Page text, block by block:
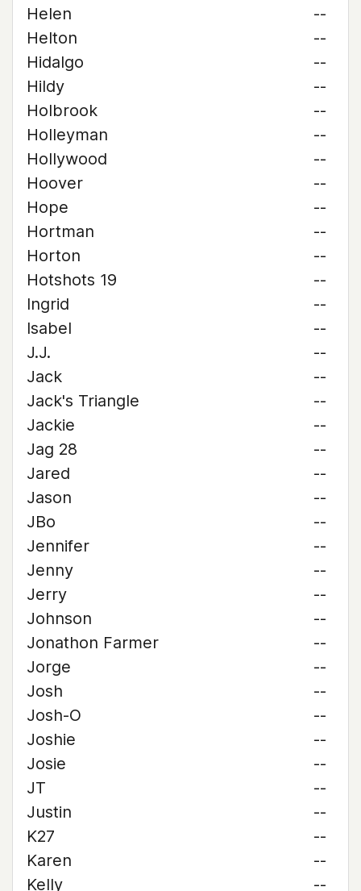
Helen
--
Helton
--
Hidalgo
--
Hildy
--
Holbrook
--
Holleyman
--
Hollywood
--
Hoover
--
Hope
--
Hortman
--
Horton
--
Hotshots 19
--
Ingrid
--
Isabel
--
J.J.
--
Jack
--
Jack's Triangle
--
Jackie
--
Jag 28
--
Jared
--
Jason
--
JBo
--
Jennifer
--
Jenny
--
Jerry
--
Johnson
--
Jonathon Farmer
--
Jorge
--
Josh
--
Josh-O
--
Joshie
--
Josie
--
JT
--
Justin
--
K27
--
Karen
--
Kelly
--